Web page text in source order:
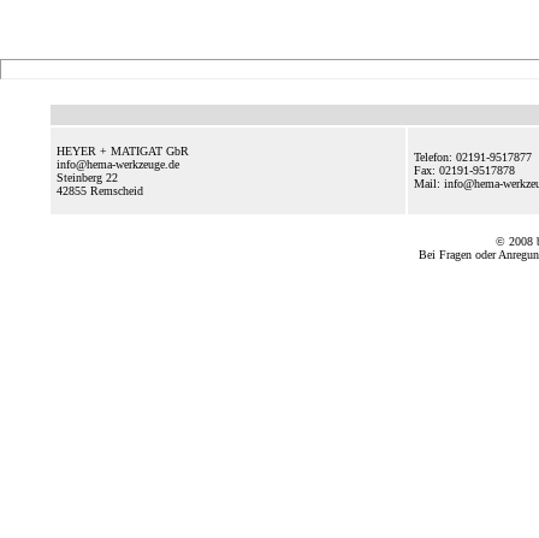
HEYER + MATIGAT GbR
info@hema-werkzeuge.de
Steinberg 22
42855 Remscheid
Telefon: 02191-9517877
Fax: 02191-9517878
Mail: info@hema-
© 2008
Bei Fragen oder